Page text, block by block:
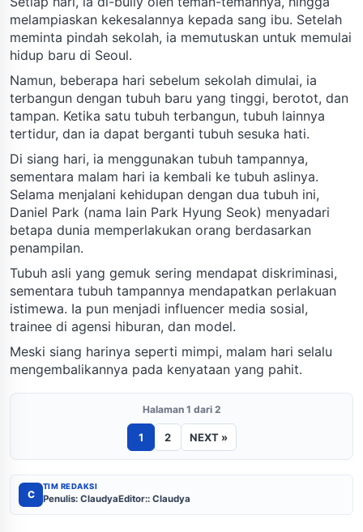
melampiaskan kekesalannya kepada sang ibu. Setelah
meminta pindah sekolah, ia memutuskan untuk memulai
hidup baru di Seoul.
Namun, beberapa hari sebelum sekolah dimulai, ia
terbangun dengan tubuh baru yang tinggi, berotot, dan
tampan. Ketika satu tubuh terbangun, tubuh lainnya
tertidur, dan ia dapat berganti tubuh sesuka hati.
Di siang hari, ia menggunakan tubuh tampannya,
sementara malam hari ia kembali ke tubuh aslinya.
Selama menjalani kehidupan dengan dua tubuh ini,
Daniel Park (nama lain Park Hyung Seok) menyadari
betapa dunia memperlakukan orang berdasarkan
penampilan.
Tubuh asli yang gemuk sering mendapat diskriminasi,
sementara tubuh tampannya mendapatkan perlakuan
istimewa. Ia pun menjadi influencer media sosial,
trainee di agensi hiburan, dan model.
Meski siang harinya seperti mimpi, malam hari selalu
mengembalikannya pada kenyataan yang pahit.
Halaman 1 dari 2
1 2 NEXT »
C
TIM REDAKSI
Penulis: ClaudyaEditor:: Claudya